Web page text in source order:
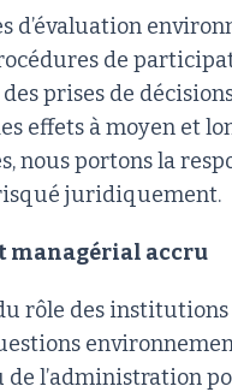
d’évaluation
de
des prises de
effets à moyen et
nous portons la
juridiquement.
managérial accru
rôle des institutions
de l’administration